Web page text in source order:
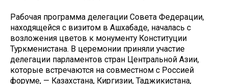
Рабочая программа делегации Совета Федерации,
находящейся с визитом в Ашхабаде, началась с
возложения цветов к монументу Конституции
Туркменистана. В церемонии приняли участие
делегации парламентов стран Центральной Азии,
которые встречаются на совместном с Россией
форуме, — Казахстана, Киргизии, Таджикистана,